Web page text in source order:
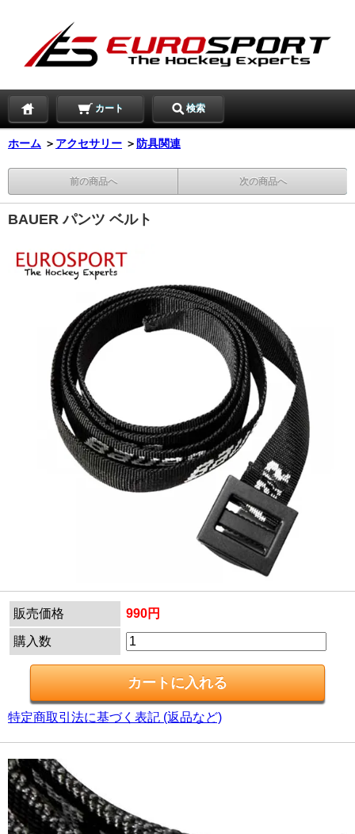
カート 検索
ホーム ＞ アクセサリー ＞ 防具関連
前の商品へ 次の商品へ
BAUER パンツ ベルト
販売価格 990円
購入数
特定商取引法に基づく表記 (返品など)